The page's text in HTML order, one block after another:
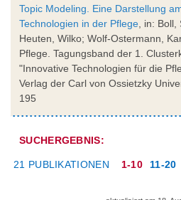
Topic Modeling. Eine Darstellung
Technologien in der Pflege , in:
Heuten, Wilko; Wolf-Ostermann,
Pflege. Tagungsband der 1.
"Innovative Technologien für die
Verlag der Carl von Ossietzky
195
SUCHERGEBNIS:
21 PUBLIKATIONEN 1-10 11-20